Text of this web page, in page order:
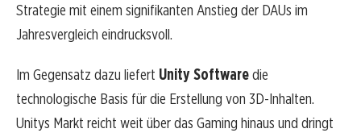
Strategie mit einem signifikanten Anstieg der DAUs im
Jahresvergleich eindrucksvoll.
Im Gegensatz dazu liefert Unity Softwaredie
technologische Basis für die Erstellung von 3D-Inhalten.
Unitys Markt reicht weit über das Gaming hinaus und dringt